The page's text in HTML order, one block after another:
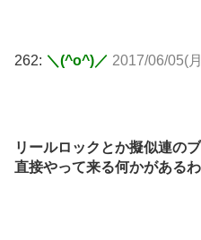
262: ＼(^o^)／ 2017/06/05(
リールロックとか擬似連の
直接やって来る何かがあるわ